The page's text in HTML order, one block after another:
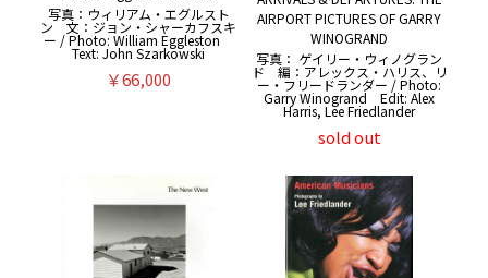
写真：ウィリアム・エグルスト
ン 文：ジョン・シャーカフスキ
ー / Photo: William Eggleston
Text: John Szarkowski
￥66,000
AIRPORT PICTURES OF GARRY
WINOGRAND
写真： ゲイリー・ウィノグラン
ド 編：アレックス・ハリス、リ
ー・フリードランダー / Photo:
Garry Winogrand Edit: Alex
Harris, Lee Friedlander
sold out